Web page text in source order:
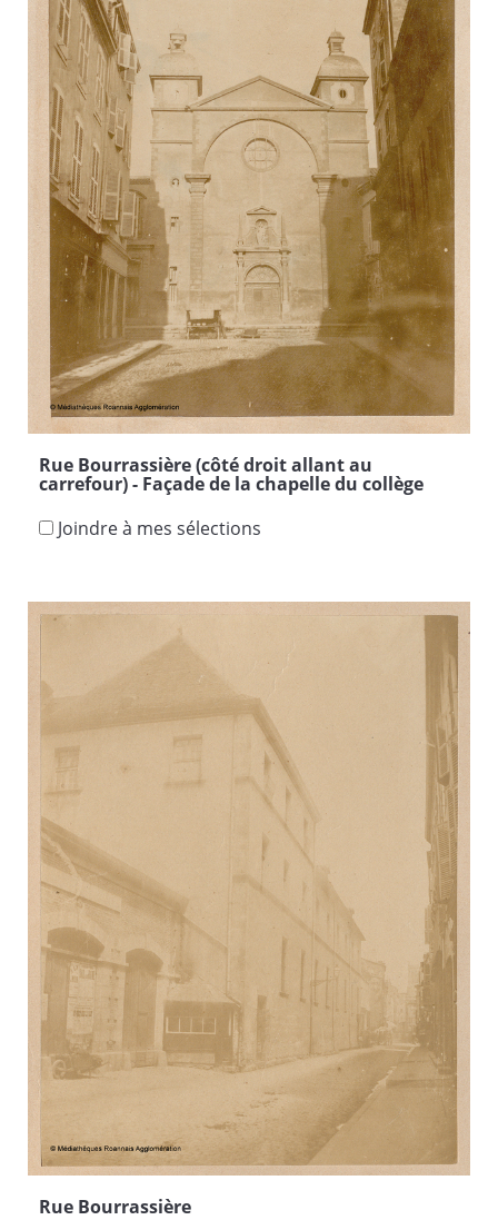
Rue Bourrassière (côté droit allant au
carrefour) - Façade de la chapelle du collège
Joindre à mes sélections
Rue Bourrassière